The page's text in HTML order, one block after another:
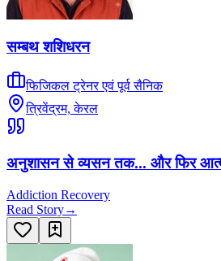
सम्बथ शशिधरन
फिजिकल ट्रेनर एवं पूर्व सैनिक
त्रिवेंद्रम, केरल
अनुशासन से व्यसन तक... और फिर
Addiction Recovery
Read Story→